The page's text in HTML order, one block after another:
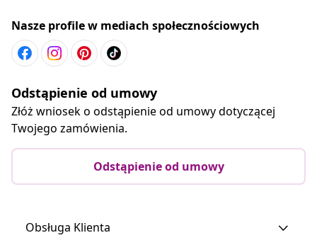
Nasze profile w mediach społecznościowych
Odstąpienie od umowy
Złóż wniosek o odstąpienie od umowy dotyczącej
Twojego zamówienia.
Odstąpienie od umowy
Obsługa Klienta